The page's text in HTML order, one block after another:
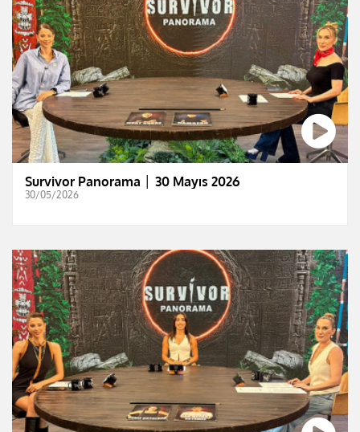
Survivor Panorama │ 30 Mayıs 2026
30/05/2026